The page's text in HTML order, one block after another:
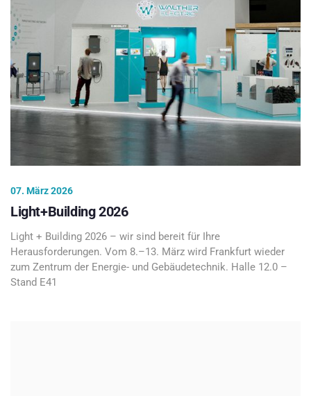
07. März 2026
Light+Building 2026
Light + Building 2026 – wir sind bereit für Ihre
Herausforderungen. Vom 8.–13. März wird Frankfurt wieder
zum Zentrum der Energie- und Gebäudetechnik. Halle 12.0 –
Stand E41